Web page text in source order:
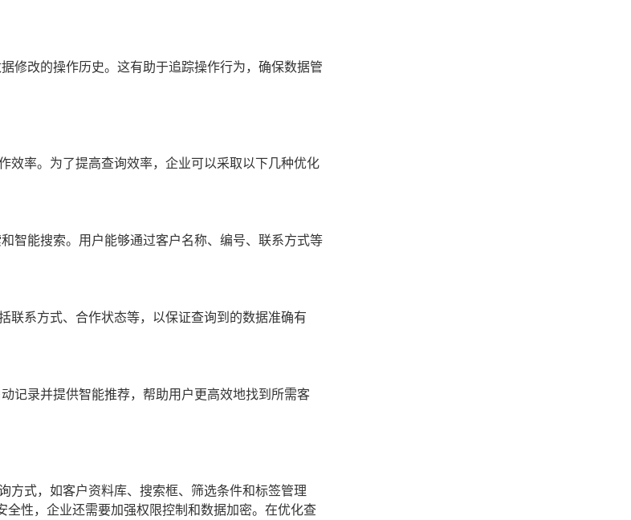
修改的操作历史。这有助于追踪操作行为，确保数据管
效率。为了提高查询效率，企业可以采取以下几种优化
智能搜索。用户能够通过客户名称、编号、联系方式等
联系方式、合作状态等，以保证查询到的数据准确有
记录并提供智能推荐，帮助用户更高效地找到所需客
方式，如客户资料库、搜索框、筛选条件和标签管理
性，企业还需要加强权限控制和数据加密。在优化查